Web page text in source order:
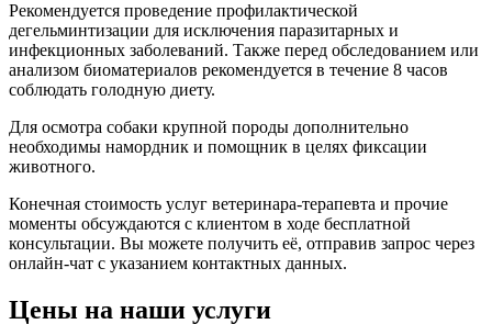
Рекомендуется проведение профилактической
дегельминтизации для исключения паразитарных и
инфекционных заболеваний. Также перед обследованием или
анализом биоматериалов рекомендуется в течение 8 часов
соблюдать голодную диету.
Для осмотра собаки крупной породы дополнительно
необходимы намордник и помощник в целях фиксации
животного.
Конечная стоимость услуг ветеринара-терапевта и прочие
моменты обсуждаются с клиентом в ходе бесплатной
консультации. Вы можете получить её, отправив запрос через
онлайн-чат с указанием контактных данных.
Цены на наши услуги